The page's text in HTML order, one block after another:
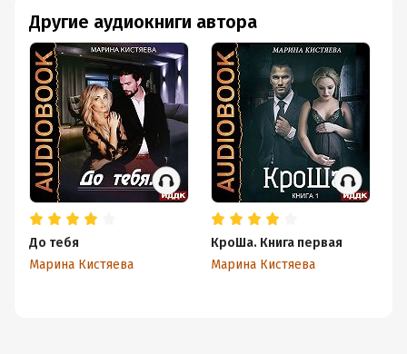
Другие аудиокниги автора
До тебя
Марина Кистяева
КроШа. Книга первая
Марина Кистяева